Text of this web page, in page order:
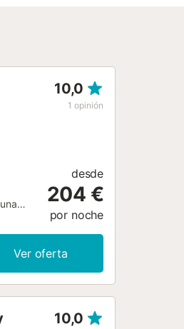
10,0
1 opinión
La
y
desde
204 €
por noche
Ver oferta
10,0